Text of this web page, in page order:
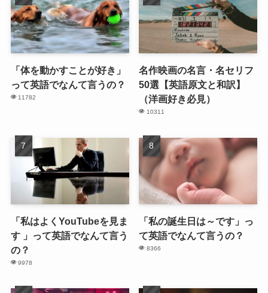
「体を動かすことが好き」
って英語でなんて言うの？
11782
名作映画の名言・名セリフ
50選【英語原文と和訳】
（洋画好き必見）
10311
「私はよくYouTubeを見ま
す 」って英語でなんて言う
の？
9978
「私の誕生日は～です」っ
て英語でなんて言うの？
8366